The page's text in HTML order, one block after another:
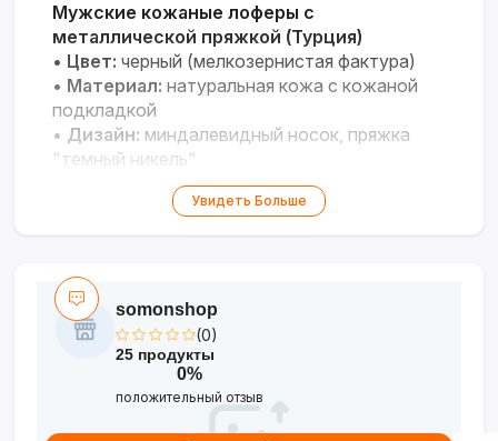
Мужские кожаные лоферы с
металлической пряжкой (Турция)
• Цвет: черный (мелкозернистая фактура)
• Материал: натуральная кожа с кожаной
подкладкой
• Дизайн: миндалевидный носок, пряжка
"темный никель"
Old Money / деловой дресс-код
40–44
торжественных мероприятий с идеальным
воздухообменом.
Увидеть Больше
somonshop
(0)
25 продукты
0%
положительный отзыв